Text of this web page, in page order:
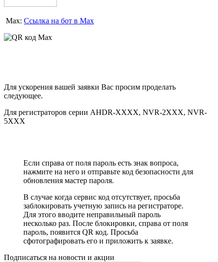
Max: Ссылка на бот в Max
Для ускорения вашей заявки Вас просим проделать
следующее.
Для регистраторов серии AHDR-XXXX, NVR-2XXX, NVR-
5XXX
Если справа от поля пароль есть знак вопроса,
нажмите на него и отправьте код безопасности для
обновления мастер пароля.
В случае когда сервис код отсутствует, просьба
заблокировать учетную запись на регистраторе.
Для этого вводите неправильный пароль
несколько раз. После блокировки, справа от поля
пароль, появится QR код. Просьба
сфотографировать его и приложить к заявке.
Подписаться на новости и акции